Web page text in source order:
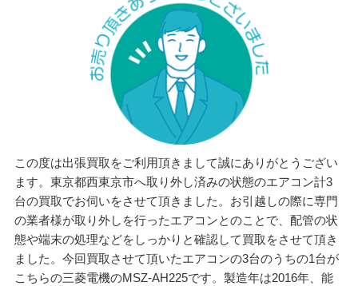
この度は出張買取をご利用頂きまして誠にありがとうござい
ます。東京都西東京市へ取り外し済みの状態のエアコン計3
台の買取でお伺いをさせて頂きました。お引越しの際に専門
の業者様が取り外しを行ったエアコンとのことで、配管の状
態や端末の処理などをしっかりと確認して買取をさせて頂き
ました。今回買取させて頂いたエアコンの3台のうちの1台が
こちらの三菱電機のMSZ-AH225です。製造年は2016年、能